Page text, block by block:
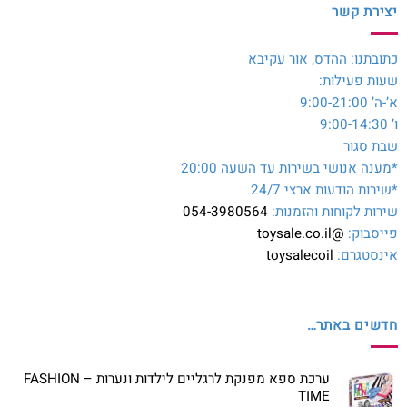
יצירת קשר
כתובתנו: ההדס, אור עקיבא
שעות פעילות:
א’-ה’ 9:00-21:00
ו’ 9:00-14:30
שבת סגור
*מענה אנושי בשירות עד השעה 20:00
*שירות הודעות ארצי 24/7
שירות לקוחות והזמנות: 054-3980564
פייסבוק: @toysale.co.il
אינסטגרם: toysalecoil
חדשים באתר…
ערכת ספא מפנקת לרגליים לילדות ונערות – FASHION
TIME